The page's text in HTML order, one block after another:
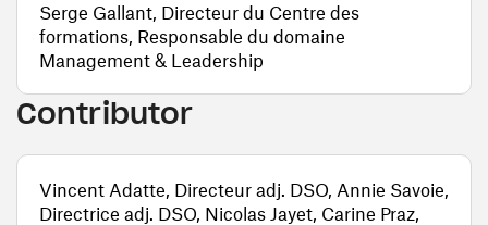
Serge Gallant, Directeur du Centre des
formations, Responsable du domaine
Management & Leadership
Contributor
Vincent Adatte, Directeur adj. DSO, Annie Savoie,
Directrice adj. DSO, Nicolas Jayet, Carine Praz,